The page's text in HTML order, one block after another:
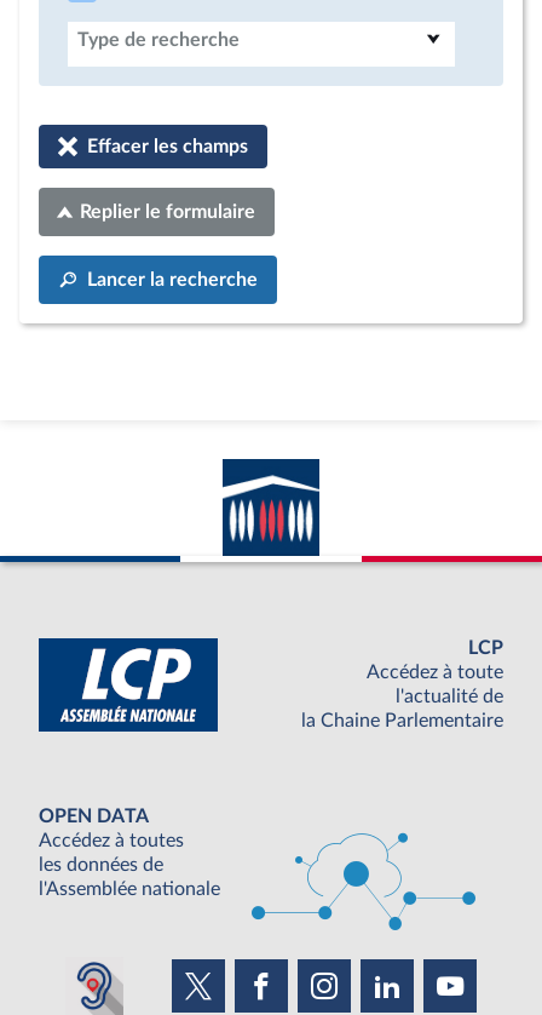
Type de recherche
Effacer les champs
Replier le formulaire
Lancer la recherche
LCP
Accédez à toute
l'actualité de
la Chaine Parlementaire
OPEN DATA
Accédez à toutes
les données de
l'Assemblée nationale